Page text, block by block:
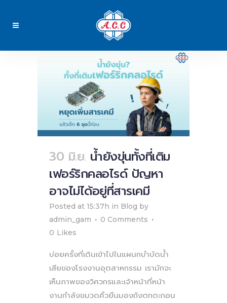
30 มิ.ย. น้ำยังขุ่นทั้งที่เติม
เฟอร์ริกคลอไรด์ ปัญหา
อาจไม่ได้อยู่ที่สารเคมี
Posted at 15:37h in Blog by
admin_gam
0 Comments
0 Likes
บ่อยครั้งที่เดินเข้าไปในแผนกบำบัดน้ำ
เสียของโรงงานอุตสาหกรรม เรามักจะ
เห็นภาพของวิศวกรและเจ้าหน้าที่หน้า
งานกำลังขมวดคิ้วยืนมองถังตกตะกอน